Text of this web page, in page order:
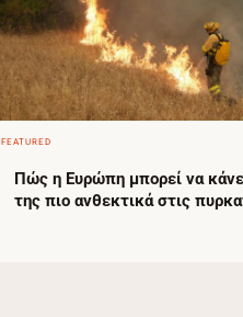
FEATURED
Πώς η Ευρώπη μπορεί να
της πιο ανθεκτικά στις